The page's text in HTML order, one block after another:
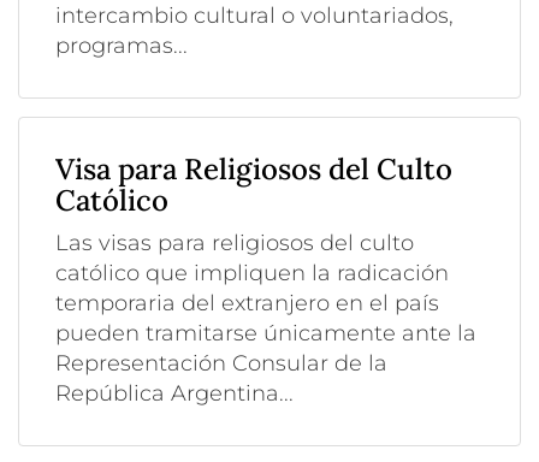
intercambio cultural o voluntariados,
programas...
Visa para Religiosos del Culto
Católico
Las visas para religiosos del culto
católico que impliquen la radicación
temporaria del extranjero en el país
pueden tramitarse únicamente ante la
Representación Consular de la
República Argentina...